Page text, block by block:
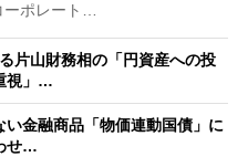
ーポレート…
片山財務相の「円資産への投
視」…
金融商品「物価連動国債」に
せ…